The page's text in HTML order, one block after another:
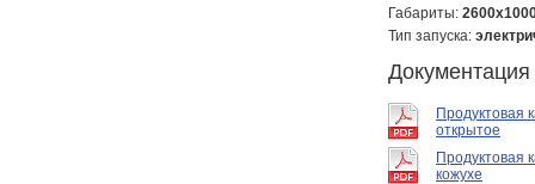
Габариты:
Тип запуска:
Документация
Продуктовая
открытое
Продуктовая
кожухе